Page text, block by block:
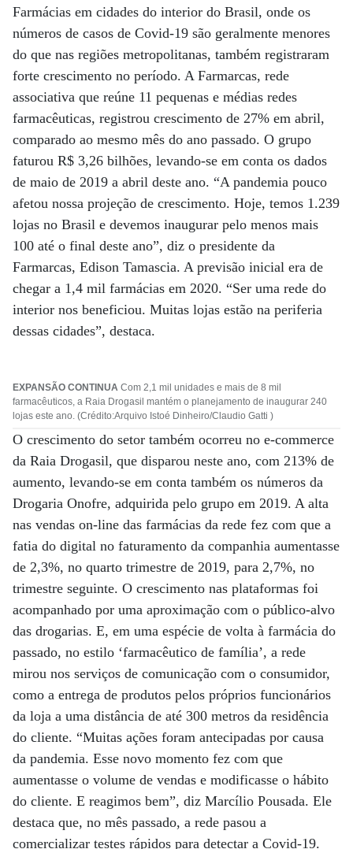
Farmácias em cidades do interior do Brasil, onde os
números de casos de Covid-19 são geralmente menores
do que nas regiões metropolitanas, também registraram
forte crescimento no período. A Farmarcas, rede
associativa que reúne 11 pequenas e médias redes
farmacêuticas, registrou crescimento de 27% em abril,
comparado ao mesmo mês do ano passado. O grupo
faturou R$ 3,26 bilhões, levando-se em conta os dados
de maio de 2019 a abril deste ano. “A pandemia pouco
afetou nossa projeção de crescimento. Hoje, temos 1.239
lojas no Brasil e devemos inaugurar pelo menos mais
100 até o final deste ano”, diz o presidente da
Farmarcas, Edison Tamascia. A previsão inicial era de
chegar a 1,4 mil farmácias em 2020. “Ser uma rede do
interior nos beneficiou. Muitas lojas estão na periferia
dessas cidades”, destaca.
EXPANSÃO CONTINUA Com 2,1 mil unidades e mais de 8 mil
farmacêuticos, a Raia Drogasil mantém o planejamento de inaugurar 240
lojas este ano. (Crédito:Arquivo Istoé Dinheiro/Claudio Gatti )
O crescimento do setor também ocorreu no e-commerce
da Raia Drogasil, que disparou neste ano, com 213% de
aumento, levando-se em conta também os números da
Drogaria Onofre, adquirida pelo grupo em 2019. A alta
nas vendas on-line das farmácias da rede fez com que a
fatia do digital no faturamento da companhia aumentasse
de 2,3%, no quarto trimestre de 2019, para 2,7%, no
trimestre seguinte. O crescimento nas plataformas foi
acompanhado por uma aproximação com o público-alvo
das drogarias. E, em uma espécie de volta à farmácia do
passado, no estilo ‘farmacêutico de família’, a rede
mirou nos serviços de comunicação com o consumidor,
como a entrega de produtos pelos próprios funcionários
da loja a uma distância de até 300 metros da residência
do cliente. “Muitas ações foram antecipadas por causa
da pandemia. Esse novo momento fez com que
aumentasse o volume de vendas e modificasse o hábito
do cliente. E reagimos bem”, diz Marcílio Pousada. Ele
destaca que, no mês passado, a rede pasou a
comercializar testes rápidos para detectar a Covid-19.